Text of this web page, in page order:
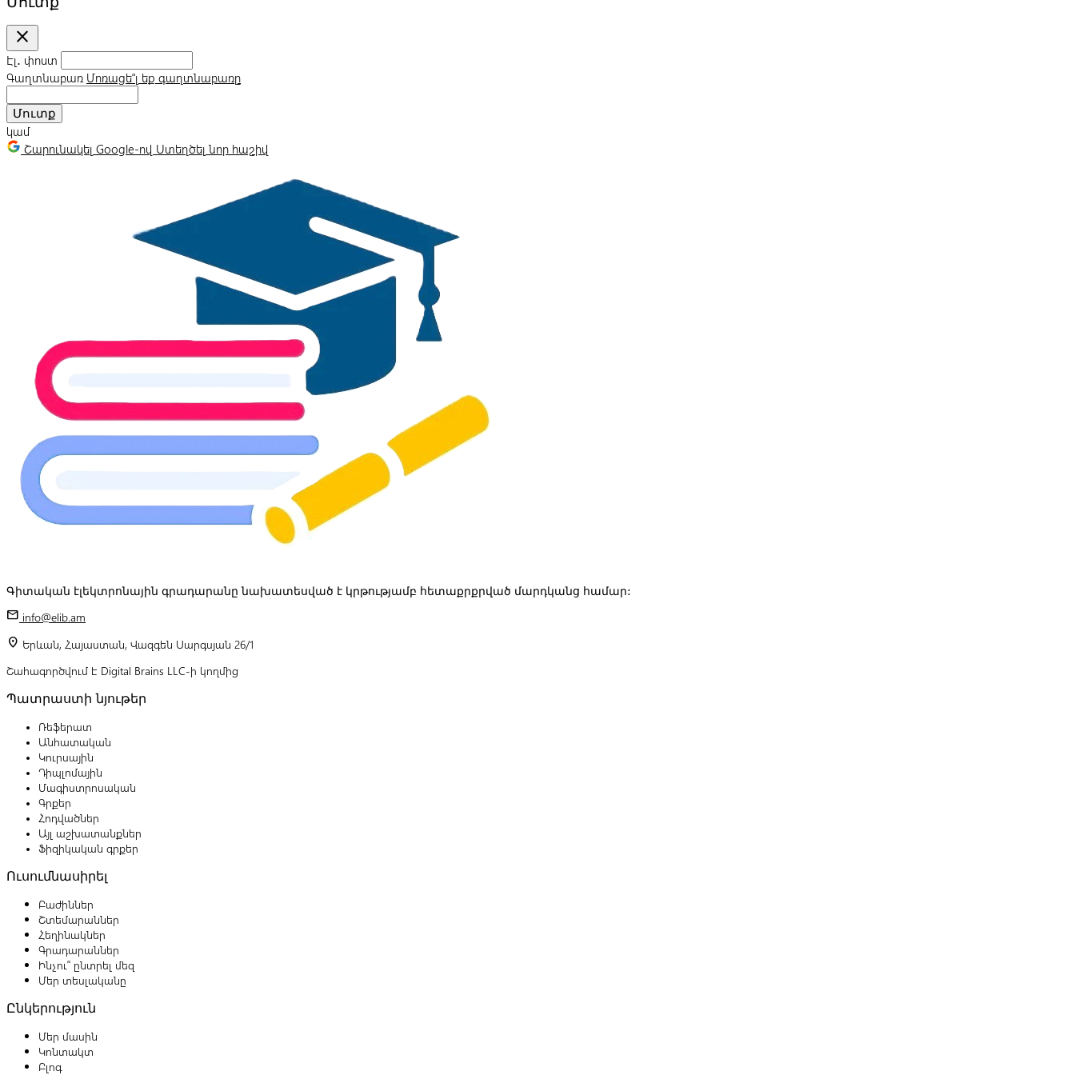
close
Էլ․ փոստ
Գաղտնաբառ Մոռացե՞լ եք գաղտնաբառը
Մուտք
կամ
Շարունակել Google-ով Ստեղծել նոր հաշիվ
Գիտական էլեկտրոնային գրադարանը նախատեսված է կրթությամբ հետաքրքրված մարդկանց համար:
mail info@elib.am
location_on Երևան, Հայաստան, Վազգեն Սարգսյան 26/1
Շահագործվում է Digital Brains LLC-ի կողմից
Պատրաստի նյութեր
Ռեֆերատ
Անհատական
Կուրսային
Դիպլոմային
Մագիստրոսական
Գրքեր
Հոդվածներ
Այլ աշխատանքներ
Ֆիզիկական գրքեր
Ուսումնասիրել
Բաժիններ
Շտեմարաններ
Հեղինակներ
Գրադարաններ
Ինչու՞ ընտրել մեզ
Մեր տեսլականը
Ընկերություն
Մեր մասին
Կոնտակտ
Բլոգ